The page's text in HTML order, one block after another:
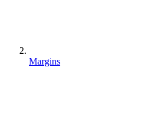
Margins